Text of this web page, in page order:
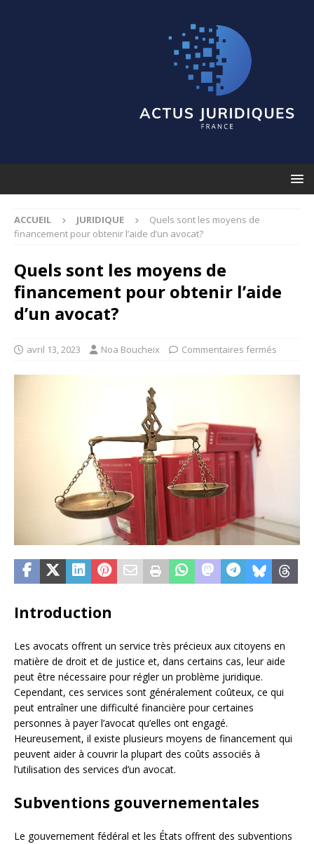
ACCUEIL JURIDIQUE
Quels sont les moyens de
financement pour obtenir l’aide d’un avocat?
Quels sont les moyens de
financement pour obtenir l’aide
d’un avocat?
avril 13, 2023 Noa Boucheix Commentaires fermés
Introduction
Les avocats offrent un service très précieux aux citoyens en
matière de droit et de justice et, dans certains cas, leur aide
peut être nécessaire pour régler un problème juridique.
Cependant, ces services sont généralement coûteux, ce qui
peut entraîner une difficulté financière pour certaines
personnes à payer l’avocat qu’elles ont engagé.
Heureusement, il existe plusieurs moyens de financement qui
peuvent aider à couvrir la plupart des coûts associés à
l’utilisation des services d’un avocat.
Subventions gouvernementales
Le gouvernement fédéral et les États offrent des subventions